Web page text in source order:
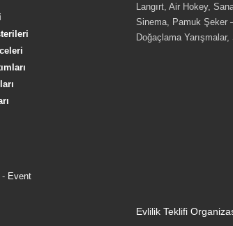
- Event
Langırt, Air Hokey,
Sinema, Pamuk Şeker
Doğaçlama
Evlilik Teklifi